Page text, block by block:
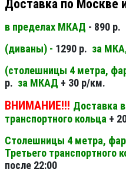
Доставка по Москве
в пределах МКАД - 890 р.
(диваны) - 1290 р. за
(столешницы 4 метра,
р. за МКАД + 30 р/км.
ВНИМАНИЕ!!! Доставка
транспортного кольца +
Столешницы 4 метра,
Третьего транспортного
после 22:00